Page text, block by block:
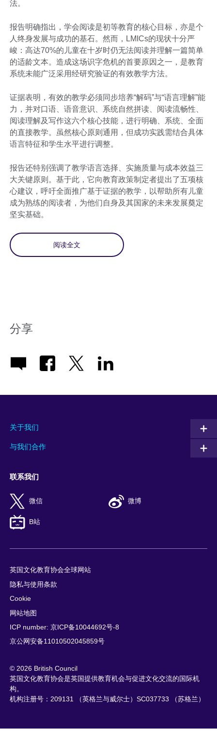
法。
报告明确指出，学会阅读是初等教育的核心目标，亦是个
人终身发展与成功的基石。然而，LMICs的现状十分严
峻：高达70%的儿童在十岁时仍无法阅读并理解一篇简单
的适龄文本。造成这场识字危机的首要原因之一，是教育
系统未能广泛采用经研究验证的有效教学方法。
证据表明，有效的教学必须同步培养“解码”与“语言理解”能
力，并对口语、语音意识、系统自然拼读、阅读流畅性、
阅读理解及写作这六个核心技能，进行明确、系统、全面
的直接教学。虽然核心原则通用，但成功实践需结合具体
语言特征和学生水平进行调整。
报告还特别强调了教学语言选择、实施质量与成本效益三
大关键原则。基于此，它向教育政策制定者提出了五项核
心建议，呼吁全面推广基于证据的教学，以帮助所有儿童
成为熟练的阅读者，为他们自身及其国家的未来发展奠定
坚实基础。
阅读全文
分享
关于我们
与我们合作
联系我们
微信 微博
B站
英国文化教育协会全球网站
隐私与使用条款
Cookie
网站地图
ICP number: 京ICP备10044692号-8
京公网安备11010502045859号
© 2026 British Council
英国文化教育协会是英国提供教育机会与促进文化交流的国际机
构。
机构注册号：209131 （英格兰与威尔士）SC037733 （苏格兰）